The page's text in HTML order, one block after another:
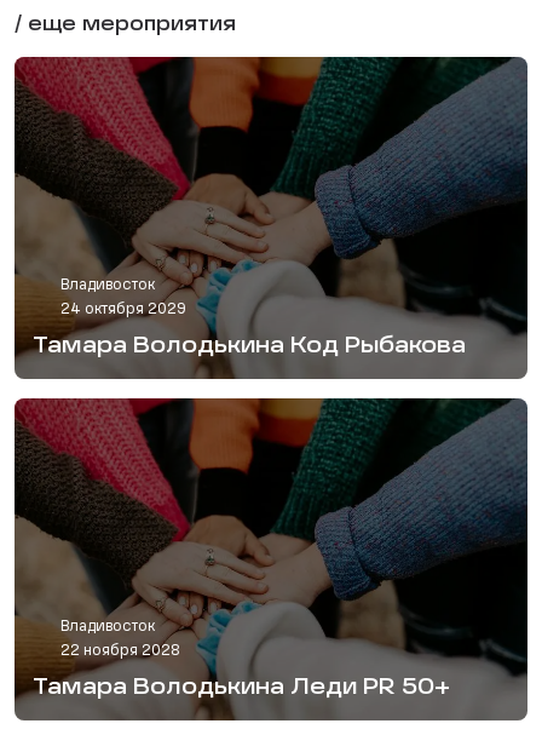
/ еще мероприятия
Владивосток
24 октября 2029
Тамара Володькина Код Рыбакова
Владивосток
22 ноября 2028
Тамара Володькина Леди PR 50+